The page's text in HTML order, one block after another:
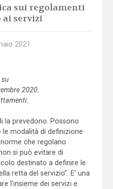
sui regolamenti
ai servizi
2021
su
2020.
la prevedono. Possono
modalità di definizione
che regolano
si può evitare di
destinato a definire le
retta del servizio”. E’ una
l’insieme dei servizi e